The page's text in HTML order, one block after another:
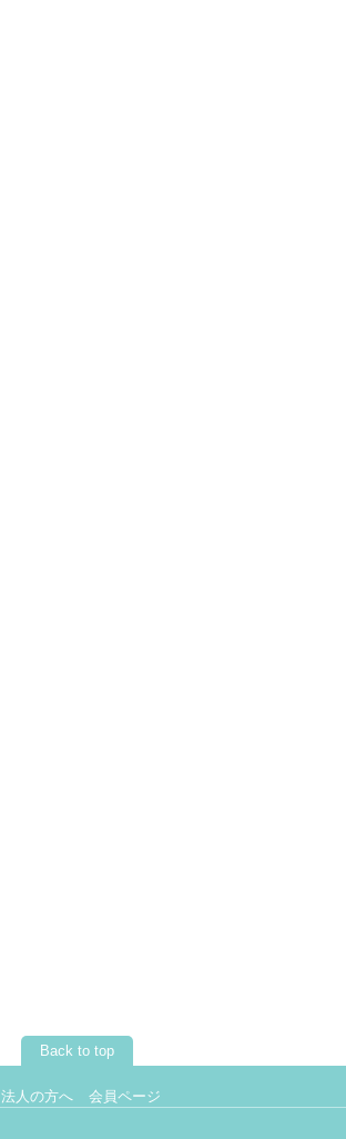
Back to top
法人の方へ 会員ページ